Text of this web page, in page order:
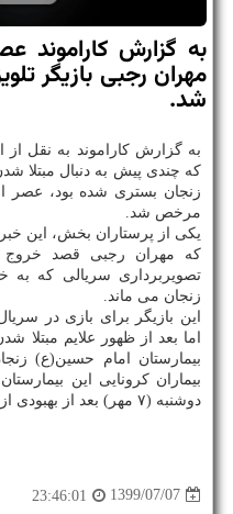
مهران رجبی بازیگر
شد.
به گزارش کاراموند به نقل از
که چندی پیش به دنبال مبتلا
مرخص شد.
یکی از پرستاران بخش، این خبر
که مهران رجبی قصد خروج
تصویربرداری سریالی که به
زنجان می ماند.
این بازیگر برای بازی در
اما بعد از ظهور علایم
بیمارستان امام حسین(ع)
بیماران کرونایی این
دوشنبه (۷ مهر) بعد از بهبودی از بیمارستان مرخص شد.
1399/07/07
23:46:01